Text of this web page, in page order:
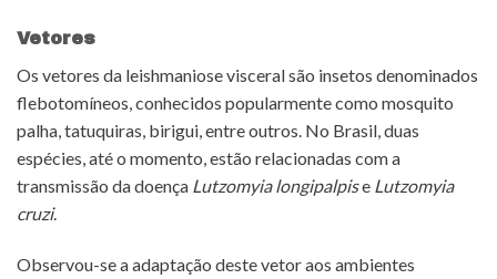
Vetores
Os vetores da leishmaniose visceral são insetos denominados
flebotomíneos, conhecidos popularmente como mosquito
palha, tatuquiras, birigui, entre outros. No Brasil, duas
espécies, até o momento, estão relacionadas com a
transmissão da doença Lutzomyia longipalpise Lutzomyia
cruzi.
Observou-se a adaptação deste vetor aos ambientes